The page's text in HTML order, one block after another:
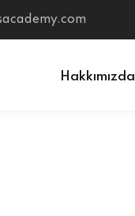
Hakkımızda